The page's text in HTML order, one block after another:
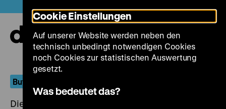
zum
Seiteninhalt
springen
But Elsewhere Is Always Better
Dienstag, 25. November 2025, 19.00 Uhr
Cookie Einstellungen
Auf unserer Website werden neben den
technisch unbedingt notwendigen Cookies
noch Cookies zur statistischen Auswertung
gesetzt.
Was bedeutet das?